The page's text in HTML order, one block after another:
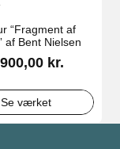
“Fragment af
af Bent Nielsen
kr.
Se værket